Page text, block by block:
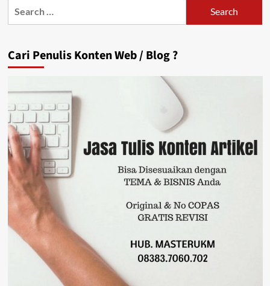
Cari Penulis Konten Web / Blog ?